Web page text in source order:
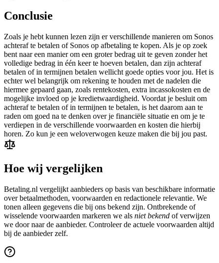
Conclusie
Zoals je hebt kunnen lezen zijn er verschillende manieren om Sonos
achteraf te betalen of Sonos op afbetaling te kopen. Als je op zoek
bent naar een manier om een groter bedrag uit te geven zonder het
volledige bedrag in één keer te hoeven betalen, dan zijn achteraf
betalen of in termijnen betalen wellicht goede opties voor jou. Het is
echter wel belangrijk om rekening te houden met de nadelen die
hiermee gepaard gaan, zoals rentekosten, extra incassokosten en de
mogelijke invloed op je kredietwaardigheid. Voordat je besluit om
achteraf te betalen of in termijnen te betalen, is het daarom aan te
raden om goed na te denken over je financiële situatie en om je te
verdiepen in de verschillende voorwaarden en kosten die hierbij
horen. Zo kun je een weloverwogen keuze maken die bij jou past.
Hoe wij vergelijken
Betaling.nl vergelijkt aanbieders op basis van beschikbare informatie
over betaalmethoden, voorwaarden en redactionele relevantie. We
tonen alleen gegevens die bij ons bekend zijn. Ontbrekende of
wisselende voorwaarden markeren we als niet bekend of verwijzen
we door naar de aanbieder. Controleer de actuele voorwaarden altijd
bij de aanbieder zelf.